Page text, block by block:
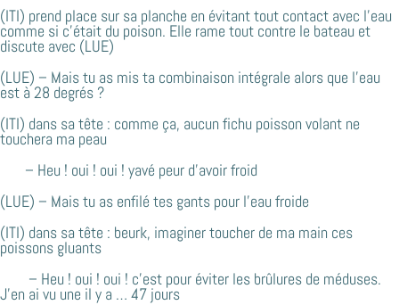
(ITI) prend place sur sa planche en évitant tout contact avec l’eau
comme si c’était du poison. Elle rame tout contre le bateau et
discute avec (LUE)
(LUE) – Mais tu as mis ta combinaison intégrale alors que l’eau
est à 28 degrés ?
(ITI) dans sa tête : comme ça, aucun fichu poisson volant ne
touchera ma peau
– Heu ! oui ! oui ! yavé peur d’avoir froid
(LUE) – Mais tu as enfilé tes gants pour l’eau froide
(ITI) dans sa tête : beurk, imaginer toucher de ma main ces
poissons gluants
– Heu ! oui ! oui ! c’est pour éviter les brûlures de méduses.
J’en ai vu une il y a … 47 jours